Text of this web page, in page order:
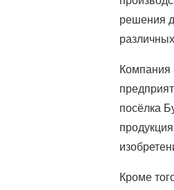
решения
Компания
посёлка
Кроме